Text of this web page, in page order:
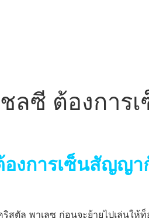
ลซี ต้องกา
งการเซ็นสัญญ
สตัล พาเลซ ก่อนจะย้ายไปเล่นใ